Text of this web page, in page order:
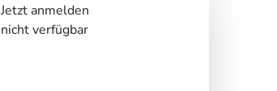
Jetzt anmelden
nicht verfügbar